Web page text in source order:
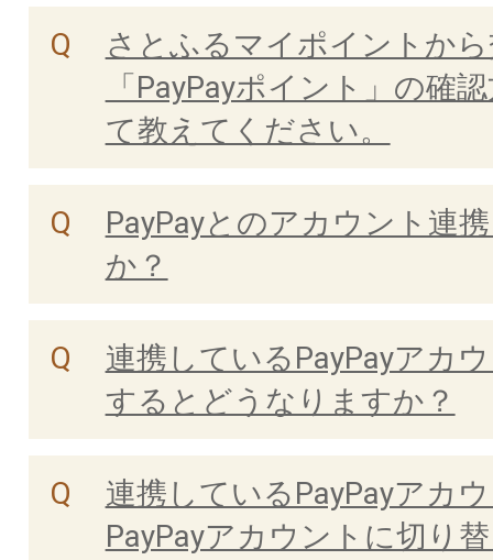
さとふるマイポイントか
「PayPayポイント」の確
て教えてください。
PayPayとのアカウント連
か？
連携しているPayPayアカ
するとどうなりますか？
連携しているPayPayアカ
PayPayアカウントに切り